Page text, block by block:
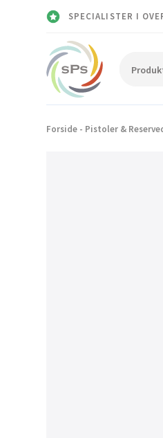
SPECIALISTER I
Forside - Pistoler &